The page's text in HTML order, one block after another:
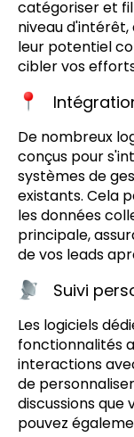
catégoriser et
niveau d'intérêt,
leur potentiel
cibler vos
De nombreux
conçus pour
systèmes de
existants. Cela
les données
principale,
de vos leads
Suivi
Les logiciels
fonctionnalités
interactions
de
discussions que
pouvez